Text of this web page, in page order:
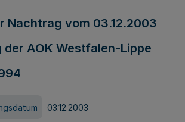
Nachtrag vom 03.12.2003
der AOK Westfalen-Lippe
03.12.2003